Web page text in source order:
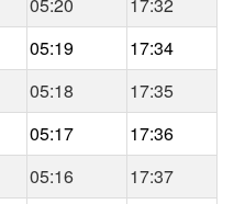
05:19
17:34
05:18
17:35
05:17
17:36
05:16
17:37